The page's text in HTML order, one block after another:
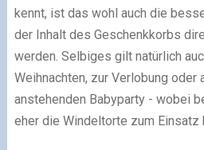
kennt, ist das wohl auch die
der Inhalt des Geschenkkorbs
werden. Selbiges gilt natürlich
Weihnachten, zur Verlobung oder
anstehenden Babyparty - wobei
eher die Windeltorte zum Einsatz